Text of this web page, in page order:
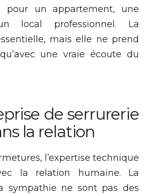
pour un appartement, une
local professionnel. La
mais elle ne prend
une vraie écoute du
de serrurerie
la relation
l’expertise technique
la relation humaine. La
sympathie ne sont pas des